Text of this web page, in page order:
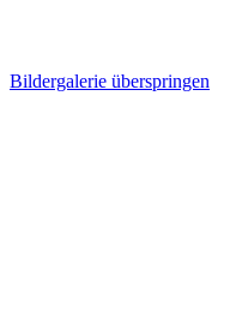
Bildergalerie überspringen